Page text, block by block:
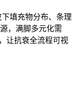
填充物分布、条理
，满脚多元化需
让抗衰全流程可视